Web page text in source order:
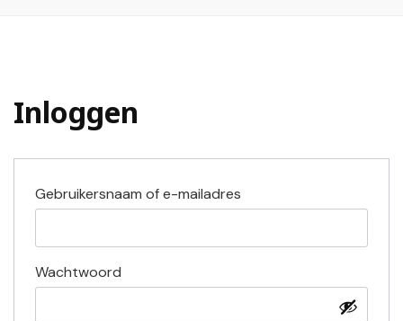
Inloggen
Gebruikersnaam of e-mailadres
Wachtwoord